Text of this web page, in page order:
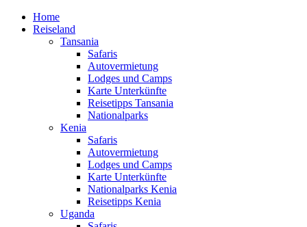
Home
Reiseland
Tansania
Safaris
Autovermietung
Lodges und Camps
Karte Unterkünfte
Reisetipps Tansania
Nationalparks
Kenia
Safaris
Autovermietung
Lodges und Camps
Karte Unterkünfte
Nationalparks Kenia
Reisetipps Kenia
Uganda